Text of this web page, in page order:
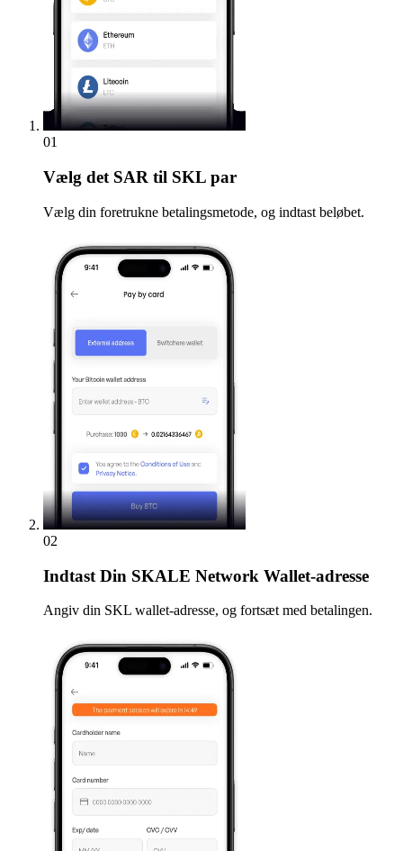
01
Vælg det SAR til SKL par
Vælg din foretrukne betalingsmetode, og indtast beløbet.
02
Indtast Din SKALE Network Wallet-adresse
Angiv din SKL wallet-adresse, og fortsæt med betalingen.